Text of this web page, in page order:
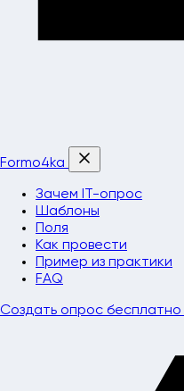
Formo4ka
Зачем IT-опрос
Шаблоны
Поля
Как провести
Пример из практики
FAQ
Создать опрос бесплатно